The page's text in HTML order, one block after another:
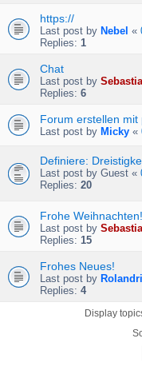
https://
Last post by Nebel «
Replies: 1
Chat
Last post by
Replies: 6
Forum erstellen mit
Last post by Micky «
Definiere:
Last post by Guest «
Replies: 20
Frohe Weihnachten!
Last post by
Replies: 15
Frohes Neues!
Last post by
Replies: 4
Display